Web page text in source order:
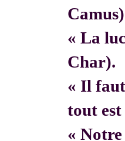
Camus)
« La
Char).
« Il
tout
«